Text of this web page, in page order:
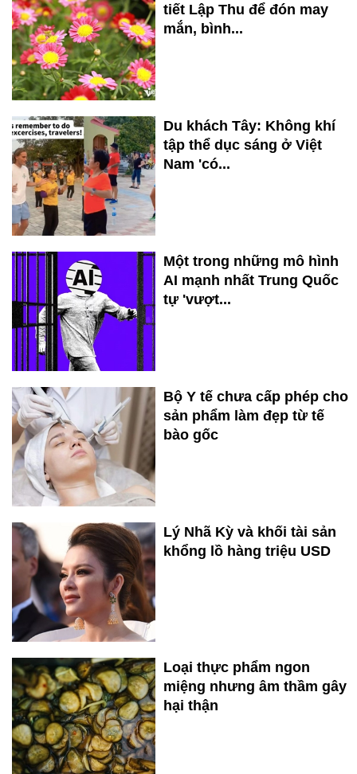
tiết Lập Thu để đón may
mắn, bình...
Du khách Tây: Không khí
tập thể dục sáng ở Việt
Nam 'có...
Một trong những mô hình
AI mạnh nhất Trung Quốc
tự 'vượt...
Bộ Y tế chưa cấp phép cho
sản phẩm làm đẹp từ tế
bào gốc
Lý Nhã Kỳ và khối tài sản
khổng lồ hàng triệu USD
Loại thực phẩm ngon
miệng nhưng âm thầm gây
hại thận